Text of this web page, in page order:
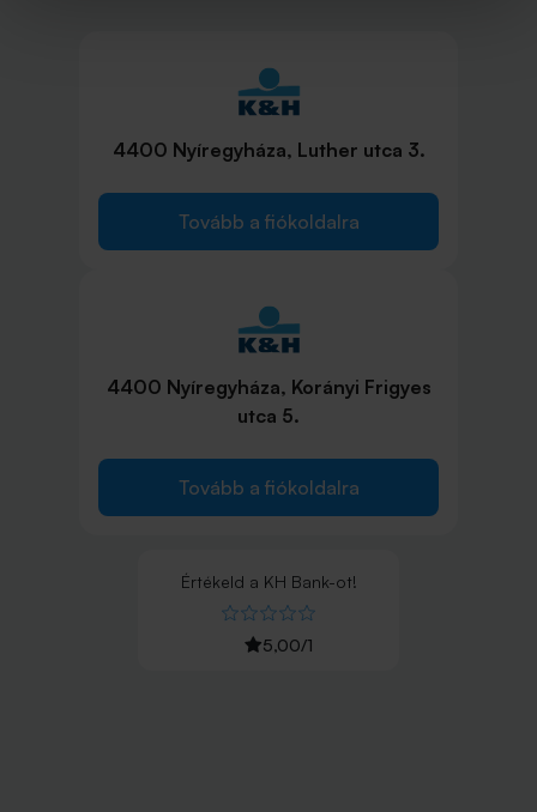
4400 Nyíregyháza, Luther utca 3.
Tovább a fiókoldalra
4400 Nyíregyháza, Korányi Frigyes
utca 5.
Tovább a fiókoldalra
Értékeld a KH Bank-ot!
5,00/1